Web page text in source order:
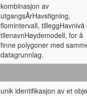
kombinasjon av
utgangsÅrHavstigning,
flomintervall, tilleggHavnivå
tilenavnHøydemodell, for å
finne polygoner med
datagrunnlag.
unik identifikasjon av et